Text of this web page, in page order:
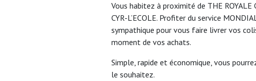
Vous habitez à proximité de THE
CYR-L’ECOLE. Profiter du service
sympathique pour vous faire livrer vos
moment de vos achats.
Simple, rapide et économique, vous
le souhaitez.